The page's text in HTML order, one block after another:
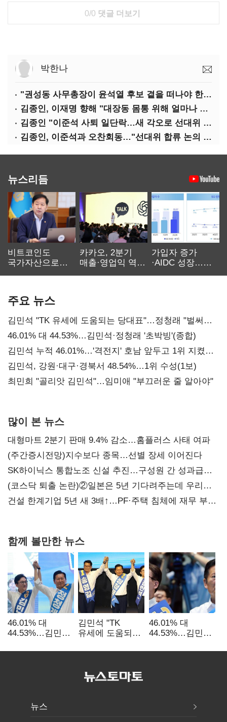
0/0 댓글 더보기
박한나
"권성동 사무총장이 윤석열 후보 곁을 떠나야 한다"
김종인, 이재명 향해 "대장동 몸통 위해 얼마나 죽어야 하나"
김종인 "이준석 사퇴 일단락…새 각오로 선대위 꾸리겠다"
김종인, 이준석과 오찬회동…"선대위 합류 논의 없었다"(종합)
뉴스리듬
비트코인도
국가자산으로…'
카카오, 2분기
매출·영업익 역대
가입자 증가
·AIDC 성장…
주요 뉴스
김민석 "TK 유세에 도움되는 당대표"…정청래 "벌써
대표된 양 당직 배분"
46.01% 대 44.53%…김민석·정청래 '초박빙'(종합)
김민석 누적 46.01%…'격전지' 호남 앞두고 1위 지켰다
(2보)
김민석, 강원·대구·경북서 48.54%…1위 수성(1보)
최민희 "골리앗 김민석"…임미애 "부끄러운 줄 알아야"
많이 본 뉴스
대형마트 2분기 판매 9.4% 감소…홈플러스 사태 여파
(주간증시전망)지수보다 종목…선별 장세 이어진다
SK하이닉스 통합노조 신설 추진…구성원 간 성과급
불만 확산
(코스닥 퇴출 논란)②일본은 5년 기다려주는데 우리는
당장 퇴출?…시간만으론 부족한 코스닥 구하기
건설 한계기업 5년 새 3배↑…PF·주택 침체에 재무 부담
함께 볼만한 뉴스
46.01% 대
44.53%…김민석·
'초박빙'(종합
김민석 "TK
유세에 도움되는
"벌써 대표된 양
46.01% 대
44.53%…김민석·
'초박빙'(종합)
뉴스